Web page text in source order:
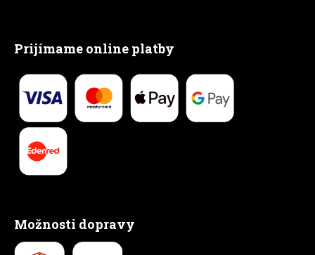
Prijímame online platby
Možnosti dopravy